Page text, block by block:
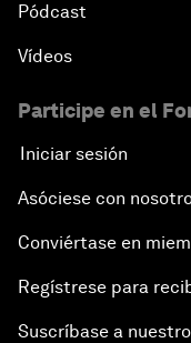
Pódcast
Vídeos
Participe en el
Iniciar sesión
Asóciese con
Conviértase en
Regístrese para
Suscríbase a